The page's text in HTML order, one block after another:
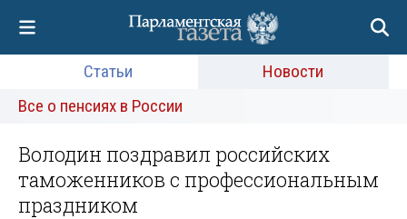
Статьи
Новости
Все о пенсиях в России
Володин поздравил российских
таможенников с профессиональным
праздником